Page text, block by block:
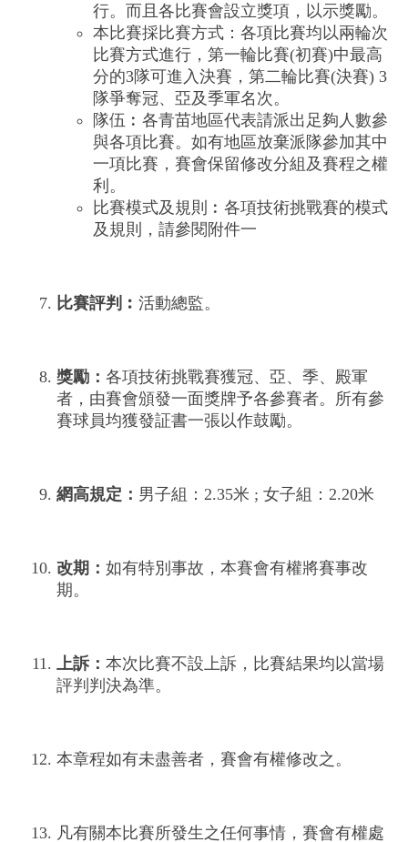
行。而且各比賽會設立獎項，以示獎勵。
本比賽採比賽方式：各項比賽均以兩輪次
比賽方式進行，第一輪比賽(初賽)中最高
分的3隊可進入決賽，第二輪比賽(決賽) 3
隊爭奪冠、亞及季軍名次。
隊伍︰各青苗地區代表請派出足夠人數參
與各項比賽。如有地區放棄派隊參加其中
一項比賽，賽會保留修改分組及賽程之權
利。
比賽模式及規則︰各項技術挑戰賽的模式
及規則，請參閱附件一
比賽評判︰ 活動總監。
獎勵： 各項技術挑戰賽獲冠、亞、季、殿軍
者，由賽會頒發一面獎牌予各參賽者。所有參
賽球員均獲發証書一張以作鼓勵。
網高規定： 男子組：2.35米 ; 女子組：2.20米
改期： 如有特別事故，本賽會有權將賽事改
期。
上訴： 本次比賽不設上訴，比賽結果均以當場
評判判決為準。
本章程如有未盡善者，賽會有權修改之。
凡有關本比賽所發生之任何事情，賽會有權處